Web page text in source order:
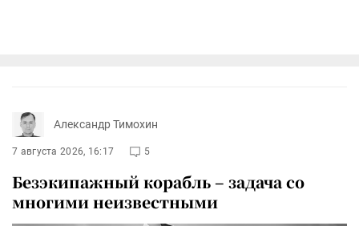
Александр Тимохин
7 августа 2026, 16:17 5
Безэкипажный корабль – задача со
многими неизвестными